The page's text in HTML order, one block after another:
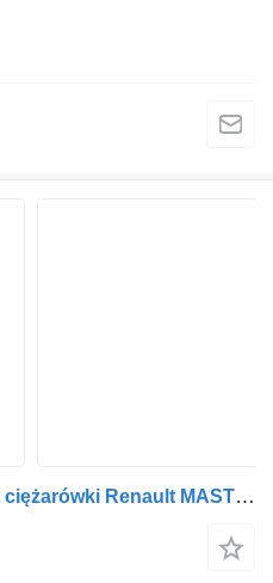
Zderzak MISTRZ (2007-) do ciężarówki Renault MASTER (2007-)